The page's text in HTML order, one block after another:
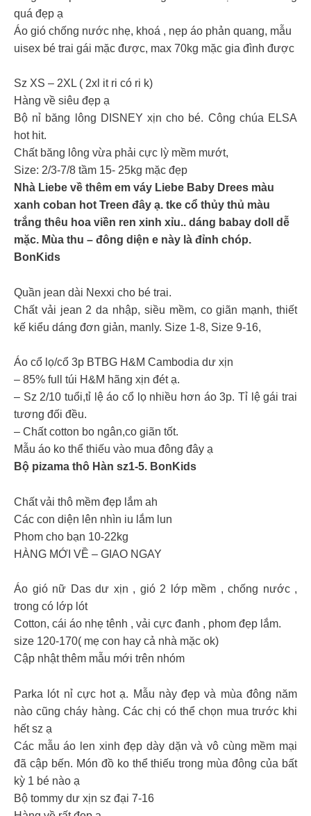
quá đẹp ạ
Áo gió chống nước nhẹ, khoá , nẹp áo phản quang, mẫu
uisex bé trai gái mặc được, max 70kg mặc gia đình được
Sz XS – 2XL ( 2xl it ri có ri k)
Hàng về siêu đẹp ạ
Bộ nỉ băng lông DISNEY xịn cho bé. Công chúa ELSA
hot hit.
Chất băng lông vừa phải cực lỳ mềm mướt,
Size: 2/3-7/8 tầm 15- 25kg mặc đẹp
Nhà Liebe về thêm em váy Liebe Baby Drees màu
xanh coban hot Treen đây ạ. tke cổ thủy thủ màu
trắng thêu hoa viền ren xinh xỉu.. dáng babay doll dễ
mặc. Mùa thu – đông diện e này là đỉnh chóp.
BonKids
Quần jean dài Nexxi cho bé trai.
Chất vải jean 2 da nhập, siều mềm, co giãn mạnh, thiết
kế kiểu dáng đơn giản, manly. Size 1-8, Size 9-16,
Áo cổ lọ/cổ 3p BTBG H&M Cambodia dư xịn
– 85% full túi H&M hãng xịn đét ạ.
– Sz 2/10 tuổi,tỉ lệ áo cổ lọ nhiều hơn áo 3p. Tỉ lệ gái trai
tương đối đều.
– Chất cotton bo ngân,co giãn tốt.
Mẫu áo ko thể thiếu vào mua đông đây ạ
Bộ pizama thô Hàn sz1-5. BonKids
Chất vải thô mềm đẹp lắm ah
Các con diện lên nhìn iu lắm lun
Phom cho bạn 10-22kg
HÀNG MỚI VỀ – GIAO NGAY
Áo gió nữ Das dư xịn , gió 2 lớp mềm , chống nước ,
trong có lớp lót
Cotton, cái áo nhẹ tênh , vải cực đanh , phom đẹp lắm.
size 120-170( mẹ con hay cả nhà mặc ok)
Cập nhật thêm mẫu mới trên nhóm
Parka lót nỉ cực hot ạ. Mẫu này đẹp và mùa đông năm
nào cũng cháy hàng. Các chị có thể chọn mua trước khi
hết sz ạ
Các mẫu áo len xinh đẹp dày dặn và vô cùng mềm mại
đã cập bến. Món đồ ko thể thiếu trong mùa đông của bất
kỳ 1 bé nào ạ
Bộ tommy dư xịn sz đại 7-16